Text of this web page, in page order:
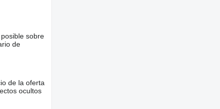
sobre
de
de la oferta
ocultos